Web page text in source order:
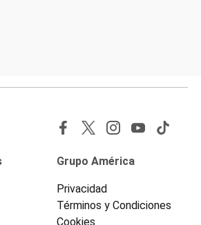
Grupo América
Privacidad
Términos y Condiciones
Cookies